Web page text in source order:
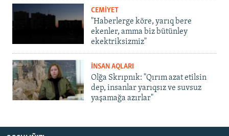
CEMİYET
"Haberlerge köre, yarıq bere
ekenler, amma biz bütünley
ekektriksizmiz"
İNSAN AQLARI
Olğa Skrıpnık: "Qırım azat etilsin
dep, insanlar yarıqsız ve suvsuz
yaşamağa azırlar"